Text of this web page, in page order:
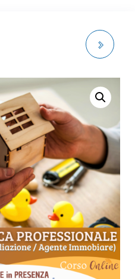
AUTOCONTROLLO
PERSONALIZZATO